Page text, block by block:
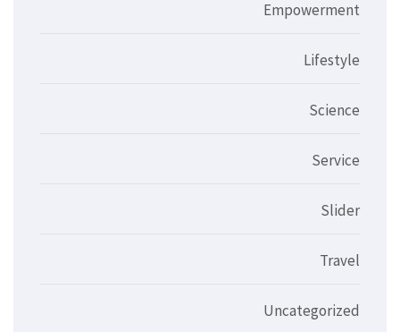
Empowerment
Lifestyle
Science
Service
Slider
Travel
Uncategorized